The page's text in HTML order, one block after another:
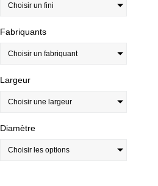
Choisir un fini
Fabriquants
Choisir un fabriquant
Largeur
Choisir une largeur
Diamètre
Choisir les options